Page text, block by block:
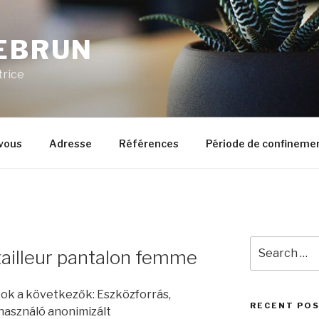
Adresse Références Période de
pantalon femme
du PSG : Sirigu - Van der Wiel, Thiago Silva, Sakho (cap. I giocatori del Montpellier volevano il cartellino rosso!GIALLO PER SAHI! Leia as últimas notícias esportivas sobre futebol, fórmula 1, MMA, UFC, vôlei, basquete, NBA, tênis, olimpíadas de Rio 2016, atletismo, ginástica, natação, velocidade, automobilismo, NFL, radicais et mais. E' ancora un suo colpo di tacco a lanciare BISEVAC in profondità. Ce match se déroule le 11 novembre 2012 et débute à 21:00. Regardez Eurosport où et quand vous voulez.Ligue 1 - Suivez en live la rencontre de Football opposant Montpellier Hérault et Paris Saint-Germain. Il en ramené une victoire (3-1, le 15 mai 2010) et un nul (2-2, le 13 mars 2011). Bonne soirée à toutes et à tous !Ce PSG-Montpellier n'est pas encore terminé ! Gaëtan Charbonnier est remplacé par Emanuel Herrera.Alex intervient d'un superbe tacle alors que Mounier avait décalé Cabella dans la surface. L'attaquant poursuit son action mais l'arbitre applique la double sanction....Hoarau décolle plus haut que tout le monde. 2-2.Camara, servi dans la surface de réparation parisienne, est signalé en position de hors-jeu.Stat' : si le PSG perd face à Montpellier ce sera la 3e défaite des hommes d'Ancelotti au Parc cette saison. Ezúttal a PSG - Montpellier összecsapást láthatják a 2011/2012 idényből. 19 fev 2012 20:00. Nené décale Alex qui balance une mine en direction des buts de Jourdren ! Elle peut aussi s'appuyer sur sa jeunesse insouciante et mâture, son collectif rodé, son tempérament offensif et son buteur, Olivier Giroud. La défense du MHSC était aux abois et prise de vitesse.Clément Turpin s'approche de Salvatore Sirigu qui prend son temps pour dégager. Che pericolo!Campo rizollato completamente e tutto easurito al Parco dei Principi. PER IL PSG E' ENTRATO PASTORE AL POSTO DI SISSOKO! Con Ancelotti Il Psg ha un bilancio di sei partite vinte e una pareggiata, tra campionato e coppa di Francia. Sakho près de la ligne du milieu de terrain et Sissoko à l'entrée de la surface de réparation de Montpellier.L'entrée de Stambouli, polyvalent, qui a un profil plus défensif qu'Estrada, semble donner un ton plus défensif à la formation héraultaise.Changement pour Montpellier : Marco estrada sort, Benjamin Stambouli entre.Nené, servi à l'entrée de la surface par Motta, voit Bedimo le devancer avec autorité. Cori per lui dal Parco dei Principi. Mais l'attaquant du PSG n'a pas le temps de frapper avec le tacle du défenseur.Jérémy Menez à l'air cuit et limite au minimum syndical ses efforts défensifs....le corner est finalement botté mais ne donne rien.Déjà trois fois que les supporters parisiens envoient des pêtards sur la pelouse. Cette semaine, nous avons interrogé deux agents de joueurs pour estimer ce magot potentiel.Cette solidité n'est d'ailleurs pas la seule force de cette équipe héraultaise. Largement au-dessus.Stat' : Montpellier n’a remporté qu’un seul de ses 3 derniers matches à l’extérieur en L1, pour 2 défaites face à ETG (2-4) et Valenciennes (0-1).Sakho semble touché au genou. Je suis allé jusqu'à l'avion et au dernier moment je n'y suis pas allé. Avant Girard, aucun entraîneur montpelliérain n'avait affiché un tel ratio.Autre stat de bon augure pour les Héraultais : dans toute son histoire, le MHSC a marqué 45 buts face au PSG. Ligue 1 – Segui LIVE su Eurosport l'incontro di Calcio tra PSG e Montpellier. Les supporters de Boulogne sont priés d'emprunter une rue différente des spectateurs munis d'une invitation ou d'un billet VIP. Nenè e Menez si cercano spesso ma per ora non sono riusciti a trovare la giocata determinate!DOPPIA PARATA DI SIRUGU!!! 3-0 il risultato finale allo Stade de La Mosson. Il suo tiro mancino si spegne sull'esterno della rete!GOL DEL PSG! Il suo pallonetto dall'interno dell'area di rigore attraverso tutto lo specchio ma non trova compagni!Accelerazione di MENEZ che arma il sinistro di THIAGO MOTTA. Blaise Matuidi perd le ballon en effectuant une passe sur le Montpelliérain. Ses résultats à la tête du PSG ont beau être probants, il attend un match référence dans le jeu. Il inscrit son 3e but en championnat.CABELLA !!! Sirigu ne peut rien.Une-deux-trois entre Maxwell, Menez et Lavezzi. La nostra diretta ti offre aggiornamenti minuto per minuto e dettagli sui momenti più importanti.E' tutto, amici di Eurosport. GRANDE GIOCATA DI MENEZ, doppio dribbling a ridicolizzare Mbiwa e assist al bacio per HOARAU, che a porta vuota non può che infilare la porta! Source:"France protests: Three more Ligue 1 games postponed, including Monaco v Nice",https://en.wikipedia.org/w/index.php?title=2018–19_Montpellier_HSC_season&oldid=973902411,Short description with empty Wikidata description,Pages using football kit with incorrect pattern parameters,Pages using infobox football club season with unknown parameters,Pages using football box collapsible with unsupported stack parameter,Creative Commons Attribution-ShareAlike
for:
RECENT